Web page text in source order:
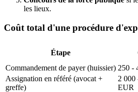
les lieux.
Coût total d'une procédure
Étape
Commandement de payer (huissier) 250 -
Assignation en référé (avocat +
greffe)
2 000
EUR